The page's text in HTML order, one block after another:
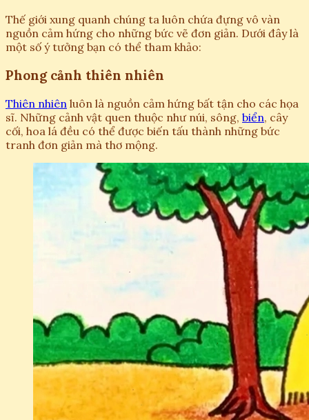
Thế giới xung quanh chúng ta luôn chứa đựng vô vàn
nguồn cảm hứng cho những bức vẽ đơn giản. Dưới đây là
một số ý tưởng bạn có thể tham khảo:
Phong cảnh thiên nhiên
Thiên nhiên luôn là nguồn cảm hứng bất tận cho các họa
sĩ. Những cảnh vật quen thuộc như núi, sông, biển, cây
cối, hoa lá đều có thể được biến tấu thành những bức
tranh đơn giản mà thơ mộng.